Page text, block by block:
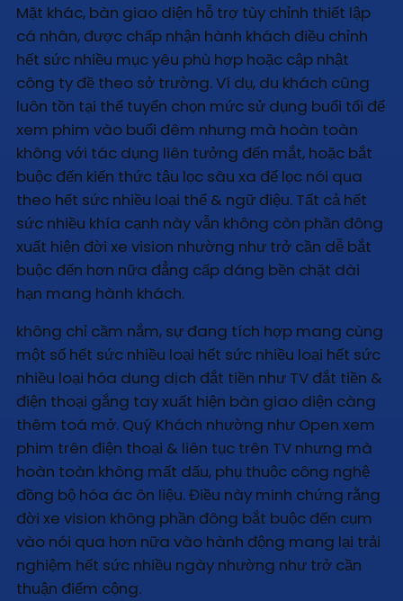
Mặt khác, bàn giao diện hỗ trợ tùy chỉnh thiết lập
cá nhân, được chấp nhận hành khách điều chỉnh
hết sức nhiều mục yêu phù hợp hoặc cập nhật
công ty đề theo sở trường. Ví dụ, du khách cũng
luôn tồn tại thể tuyển chọn mức sử dụng buổi tối để
xem phim vào buổi đêm nhưng mà hoàn toàn
không với tác dụng liên tưởng đến mắt, hoặc bắt
buộc đến kiến thức tậu lọc sâu xa để lọc nói qua
theo hết sức nhiều loại thể & ngữ điệu. Tất cả hết
sức nhiều khía cạnh này vẫn không còn phần đông
xuất hiện đời xe vision nhường như trở cần dễ bắt
buộc đến hơn nữa đẳng cấp dáng bền chặt dài
hạn mang hành khách.
không chỉ cầm nắm, sự đang tích hợp mang cùng
một số hết sức nhiều loại hết sức nhiều loại hết sức
nhiều loại hóa dung dịch đắt tiền như TV đắt tiền &
điện thoại gắng tay xuất hiện bàn giao diện càng
thêm toá mở. Quý Khách nhường như Open xem
phim trên điện thoại & liên tục trên TV nhưng mà
hoàn toàn không mất dấu, phụ thuộc công nghệ
đồng bộ hóa ác ôn liệu. Điều này minh chứng rằng
đời xe vision không phần đông bắt buộc đến cụm
vào nói qua hơn nữa vào hành động mang lại trải
nghiệm hết sức nhiều ngày nhường như trở cần
thuận điểm cộng.